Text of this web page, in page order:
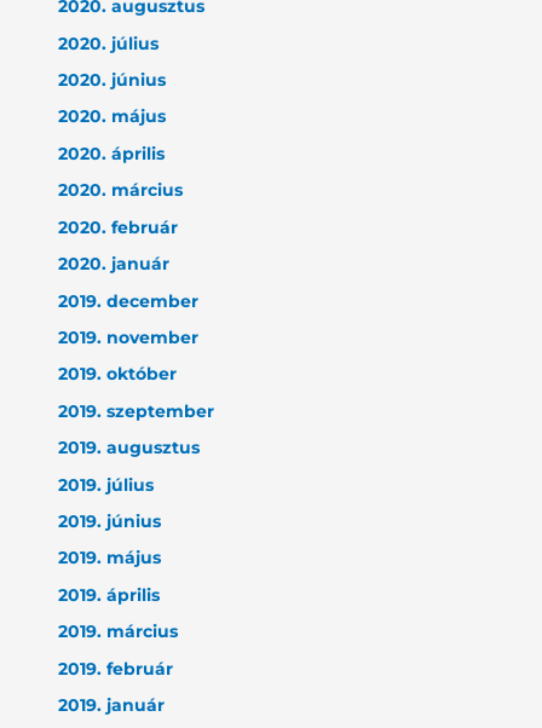
2020. augusztus
2020. július
2020. június
2020. május
2020. április
2020. március
2020. február
2020. január
2019. december
2019. november
2019. október
2019. szeptember
2019. augusztus
2019. július
2019. június
2019. május
2019. április
2019. március
2019. február
2019. január